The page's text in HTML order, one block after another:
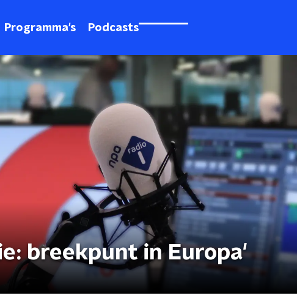
Programma's Podcasts
breekpunt in Europa'